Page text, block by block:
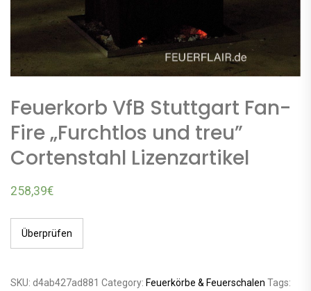
Feuerkorb VfB Stuttgart Fan-
Fire „Furchtlos und treu”
Cortenstahl Lizenzartikel
258,39€
Überprüfen
SKU: d4ab427ad881 Category: Feuerkörbe & Feuerschalen Tags: